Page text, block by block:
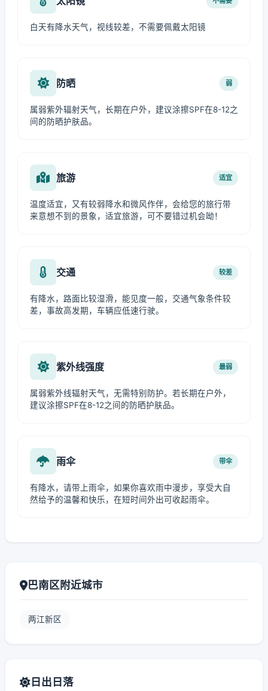
白天有降水天气，视线较差，不需要佩戴太阳镜
防晒 弱
属弱紫外辐射天气，长期在户外，建议涂擦SPF在8-12之
间的防晒护肤品。
旅游 适宜
温度适宜，又有较弱降水和微风作伴，会给您的旅行带
来意想不到的景象，适宜旅游，可不要错过机会呦！
交通 较差
有降水，路面比较湿滑，能见度一般，交通气象条件较
差，事故高发期，车辆应低速行驶。
紫外线强度 最弱
属弱紫外线辐射天气，无需特别防护。若长期在户外，
建议涂擦SPF在8-12之间的防晒护肤品。
雨伞 带伞
有降水，请带上雨伞，如果你喜欢雨中漫步，享受大自
然给予的温馨和快乐，在短时间外出可收起雨伞。
巴南区附近城市
两江新区
日出日落